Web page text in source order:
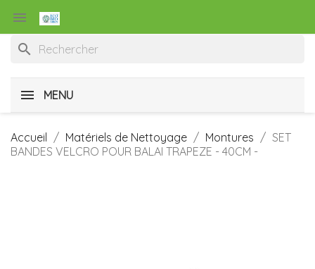

search
MENU
Accueil Matériels de Nettoyage Montures
SET
BANDES VELCRO POUR BALAI TRAPEZE - 40CM -